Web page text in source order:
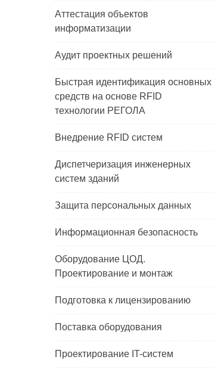
Аттестация объектов
информатизации
Аудит проектных решений
Быстрая идентификация основных
средств на основе RFID
технологии РЕГОЛА
Внедрение RFID систем
Диспетчеризация инженерных
систем зданий
Защита персональных данных
Информационная безопасность
Оборудование ЦОД.
Проектирование и монтаж
Подготовка к лицензированию
Поставка оборудования
Проектирование IT-систем